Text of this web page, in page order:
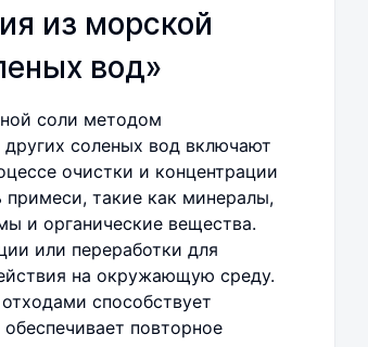
из морской
вод»
соли методом
соленых вод включают
очистки и концентрации
такие как минералы,
и органические вещества.
или переработки для
на окружающую среду.
способствует
повторное